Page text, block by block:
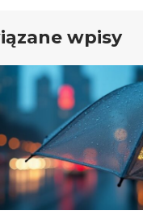
wpisy